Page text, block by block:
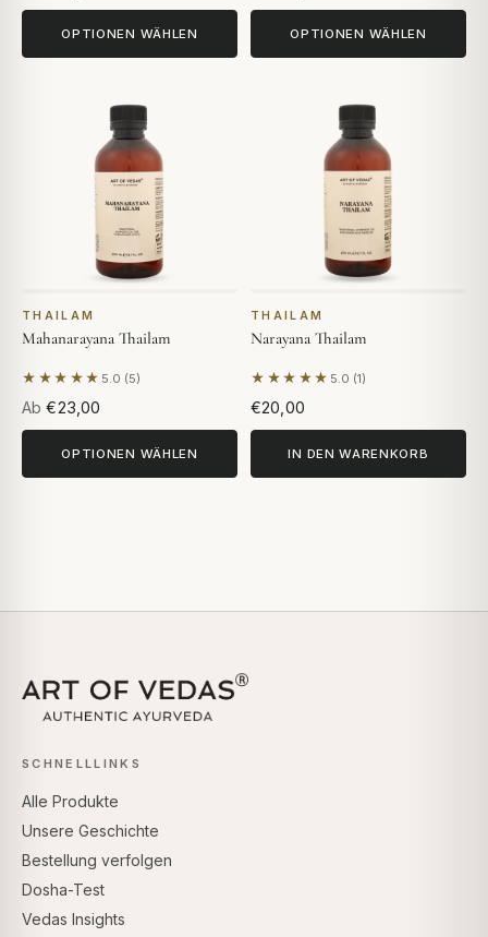
OPTIONEN WÄHLEN OPTIONEN WÄHLEN
THAILAM
Mahanarayana Thailam
★★★★★ 5.0 (5)
Basierend auf 5 Bewertungen
Ab €23,00
OPTIONEN WÄHLEN
THAILAM
Narayana Thailam
★★★★★ 5.0 (1)
Basierend auf 1 Bewertung
€20,00
IN DEN WARENKORB
SCHNELLLINKS
Alle Produkte
Unsere Geschichte
Bestellung verfolgen
Dosha-Test
Vedas Insights